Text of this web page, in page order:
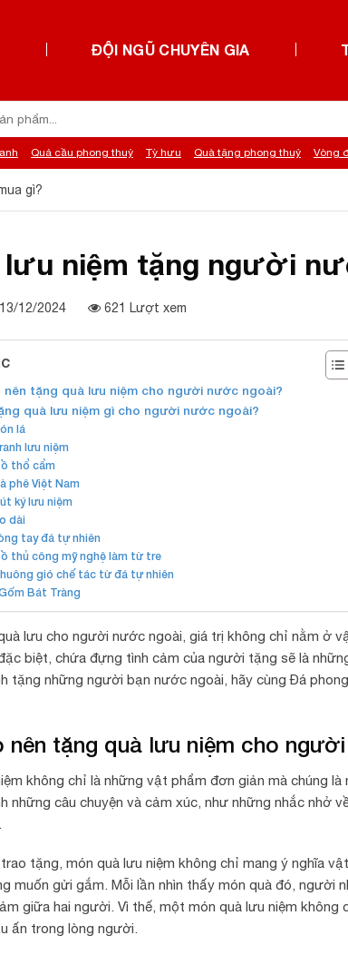
ĐỘI NGŨ CHUYÊN GIA
Quả cầu phong thuỷ Tỳ hưu Quà tặng phong thuỷ Vòng
gì?
lưu niệm tặng người
12/2024 621 Lượt xem
nên tặng quà lưu niệm cho người nước ngoài?
quà lưu niệm gì cho người nước ngoài?
lá
lưu niệm
thổ cẩm
phê Việt Nam
ký lưu niệm
dài
tay đá tự nhiên
thủ công mỹ nghệ làm từ tre
gió chế tác từ đá tự nhiên
Bát Tràng
lưu cho người nước ngoài, giá trị không chỉ nằm ở
biệt, chứa đựng tình cảm của người tặng sẽ là
tặng những người bạn nước ngoài, hãy cùng Đá
nên tặng quà lưu niệm cho
không chỉ là những vật phẩm đơn giản mà chúng
những câu chuyện và cảm xúc, như những nhắc nhở
tặng, món quà lưu niệm không chỉ mang ý nghĩa
muốn gửi gắm. Mỗi lần nhìn thấy món quà đó, người
giữa hai người. Vì thế, một món quà lưu niệm
ấn trong lòng người.